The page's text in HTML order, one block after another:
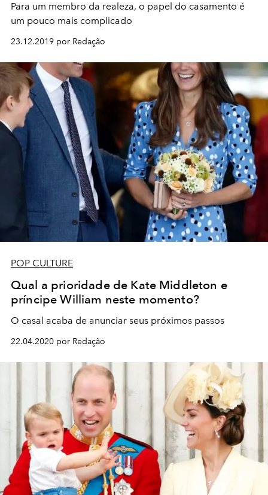
Para um membro da realeza, o papel do casamento é
um pouco mais complicado
23.12.2019 por Redação
POP CULTURE
Qual a prioridade de Kate Middleton e
príncipe William neste momento?
O casal acaba de anunciar seus próximos passos
22.04.2020 por Redação